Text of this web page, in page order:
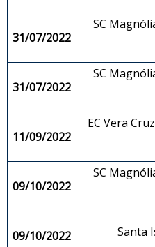
31/07/2022
SC
31/07/2022
SC
11/09/2022
EC Vera
09/10/2022
SC
09/10/2022 Santa